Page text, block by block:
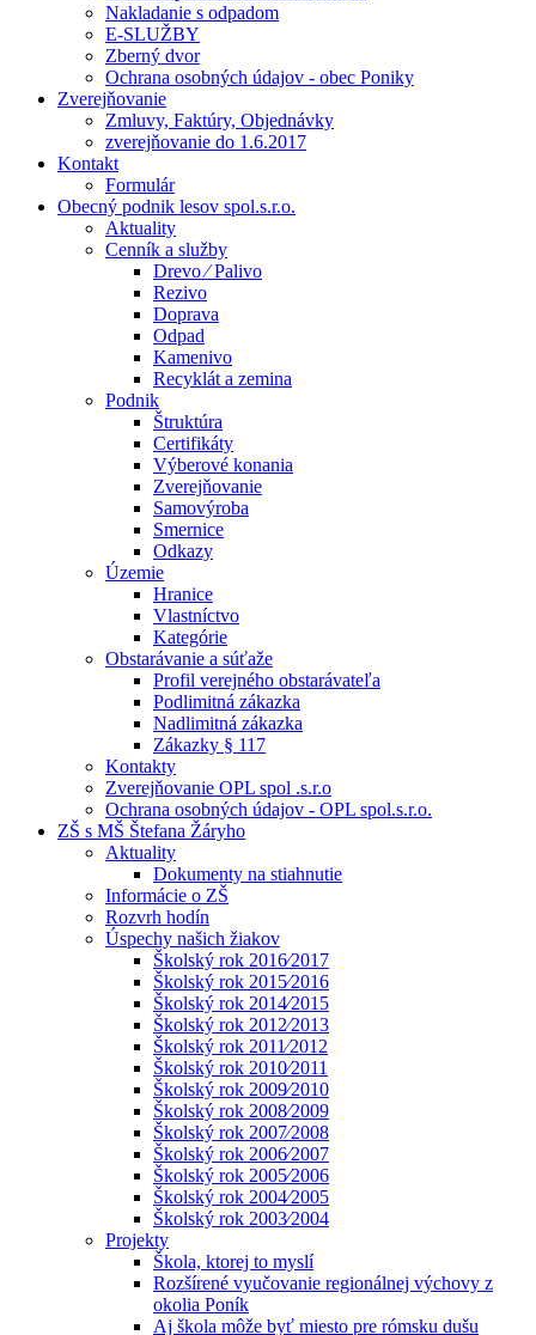
Nakladanie s odpadom
E-SLUŽBY
Zberný dvor
Ochrana osobných údajov - obec Poniky
Zverejňovanie
Zmluvy, Faktúry, Objednávky
zverejňovanie do 1.6.2017
Kontakt
Formulár
Obecný podnik lesov spol.s.r.o.
Aktuality
Cenník a služby
Drevo ⁄ Palivo
Rezivo
Doprava
Odpad
Kamenivo
Recyklát a zemina
Podnik
Štruktúra
Certifikáty
Výberové konania
Zverejňovanie
Samovýroba
Smernice
Odkazy
Územie
Hranice
Vlastníctvo
Kategórie
Obstarávanie a súťaže
Profil verejného obstarávateľa
Podlimitná zákazka
Nadlimitná zákazka
Zákazky § 117
Kontakty
Zverejňovanie OPL spol .s.r.o
Ochrana osobných údajov - OPL spol.s.r.o.
ZŠ s MŠ Štefana Žáryho
Aktuality
Dokumenty na stiahnutie
Informácie o ZŠ
Rozvrh hodín
Úspechy našich žiakov
Školský rok 2016⁄2017
Školský rok 2015⁄2016
Školský rok 2014⁄2015
Školský rok 2012⁄2013
Školský rok 2011⁄2012
Školský rok 2010⁄2011
Školský rok 2009⁄2010
Školský rok 2008⁄2009
Školský rok 2007⁄2008
Školský rok 2006⁄2007
Školský rok 2005⁄2006
Školský rok 2004⁄2005
Školský rok 2003⁄2004
Projekty
Škola, ktorej to myslí
Rozšírené vyučovanie regionálnej výchovy z
okolia Poník
Aj škola môže byť miesto pre rómsku dušu